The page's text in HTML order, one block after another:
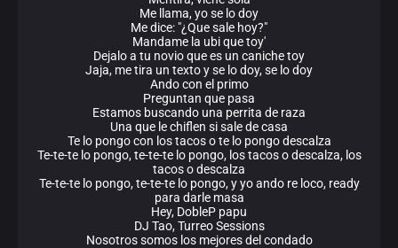
Me llama, yo se lo doy
Me dice: "¿Que sale hoy?"
Mandame la ubi que toy'
Dejalo a tu novio que es un caniche toy
Jaja, me tira un texto y se lo doy, se lo doy
Ando con el primo
Preguntan que pasa
Estamos buscando una perrita de raza
Una que le chiflen si sale de casa
Te lo pongo con los tacos o te lo pongo descalza
Te-te-te lo pongo, te-te-te lo pongo, los tacos o descalza, los
tacos o descalza
Te-te-te lo pongo, te-te-te lo pongo, y yo ando re loco, ready
para darle masa
Hey, DobleP papu
DJ Tao, Turreo Sessions
Nosotros somos los mejores del condado